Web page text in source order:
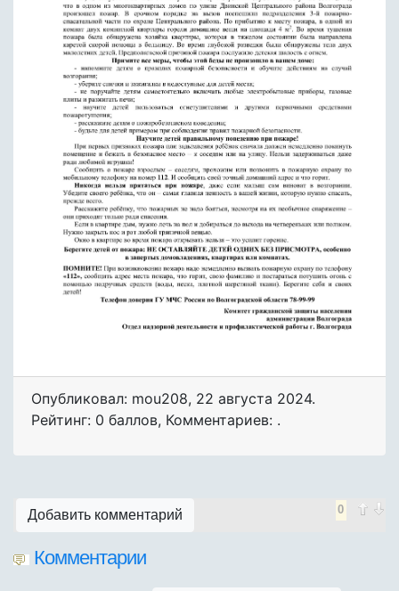
Опубликовал: mou208, 22 августа 2024.
Рейтинг: 0 баллов, Комментариев: .
0
Добавить комментарий
Комментарии